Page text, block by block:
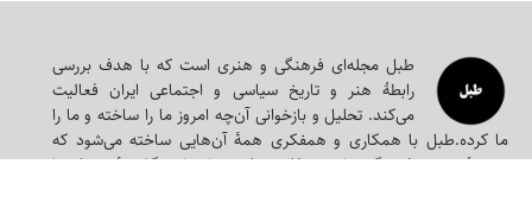
طبل مجله‌ای‌ فرهنگی و هنری است که با هدف بررسی
رابطۀ هنر و تاریخ سیاسی و اجتماعی ایران فعالیت
می‌کند. تحلیل و بازخوانی آن‌چه امروز ما را ساخته و ما را
ما کرده.طبل با همکاری و همفکری همه‌ٔ آن‌هایی ساخته می‌شود که
دغدغه‌ٔ هویت فرهنگی دارند و فکر می‌کنند باید این گذشته‌ٔ نزدیک را